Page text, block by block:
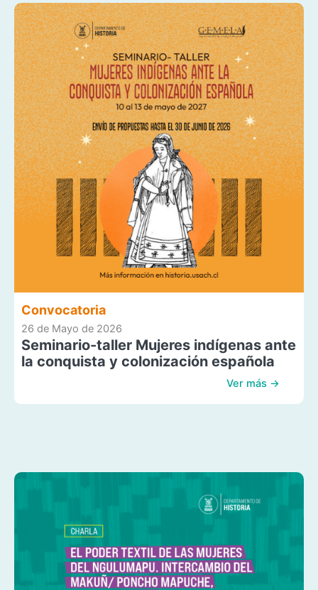
Convocatoria
26 de Mayo de 2026
Seminario-taller Mujeres indígenas ante
la conquista y colonización española
Ver más →